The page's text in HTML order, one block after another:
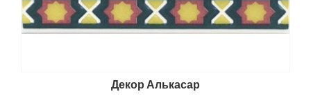
Декор Алькасар